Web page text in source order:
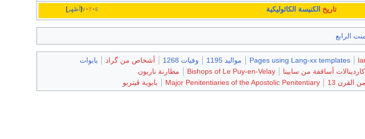
أظهر v t e تاريخ الكنيسة الكاثوليكية
الرابع
Pages using Lang-xx templates مواليد 1195 وفيات 1268 أشخاص من گراد
بابوات
كاردينالات أساقفة من سابينا Bishops of Le Puy-en-Velay
مطارنة ناربون
القرن 13 Major Penitentiaries of the Apostolic Penitentiary بابوية ڤيتربو